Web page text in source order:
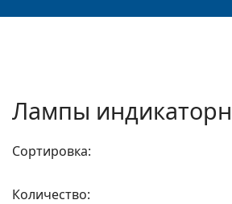
Лампы
Сортировка:
Количество: